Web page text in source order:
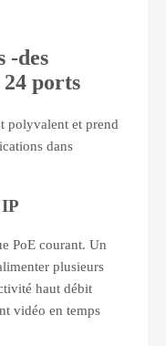
-des
ports
polyvalent et prend
dans
PoE courant. Un
plusieurs
haut débit
vidéo en temps